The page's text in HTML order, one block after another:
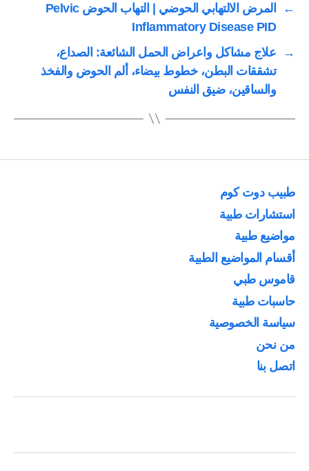
←
المرض الالتهابي الحوضي | التهاب الحوض Pelvic
Inflammatory Disease PID
→
علاج مشاكل واعراض الحمل الشائعة: الصداع،
تشققات البطن، خطوط بيضاء، ألم الحوض والفخذ
والساقين، ضيق النفس
طبيب دوت كوم
استشارات طبية
مواضيع طبية
أقسام المواضيع الطبية
قاموس طبي
حاسبات طبية
سياسة الخصوصية
من نحن
اتصل بنا